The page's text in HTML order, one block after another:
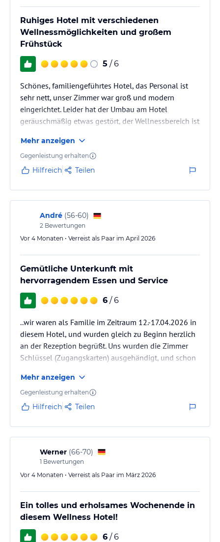
Ruhiges Hotel mit verschiedenen
Wellnessmöglichkeiten und großem
Frühstück
5 / 6
Schönes, familiengeführtes Hotel, das Personal ist
sehr nett, unser Zimmer war groß und modern
eingerichtet. Leider hat der Umbau am Hotel
geräuschmäßig etwas gestört, der Wellnessbereich ist
Saunen, Schwimmbad und Wirlpool sind vorhanden.
Das Frühstücksangebot lässt keine Wünsche offen.
Wer möchte kann Halbpension dazu buchen. Die
sehr gut.
Preis/Leistungsverhältnis stimmen.
Mehr anzeigen
Gegenleistung erhalten
Hilfreich Teilen
André (56-60)
2 Bewertungen
Vor 4 Monaten • Verreist als Paar im April 2026
Gemütliche Unterkunft mit
hervorragendem Essen und Service
6 / 6
..wir waren als Familie im Zeitraum 12.-17.04.2026 in
diesem Hotel, und wurden gleich zu Beginn herzlich
an der Rezeption begrüßt. Uns wurden die Zimmer
Schlüssel (Zugangskarten) ausgehändigt, und schon
m2 begutachten. Es war sehr gemütlich eingerichtet,
und auch die Betten (Matratzen) waren sehr gut.
Zudem hatten wir einen Balkon mit Blick in die
Frühstücksbuffet sowie das Abendessen mit 3
Auswahlgerichten sowie immer…
Mehr anzeigen
Gegenleistung erhalten
Hilfreich Teilen
Werner (66-70)
1 Bewertungen
Vor 4 Monaten • Verreist als Paar im März 2026
Ein tolles und erholsames Wochenende in
diesem Wellness Hotel!
6 / 6